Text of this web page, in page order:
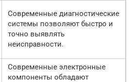
Современные диагностические
системы позволяют быстро и
точно выявлять
неисправности.
Современные электронные
компоненты обладают